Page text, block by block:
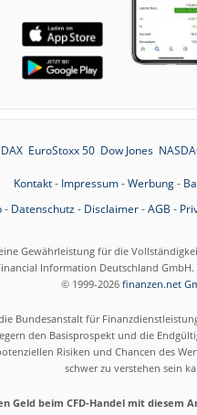
DAX EuroStoxx 50 Dow Jones
Kontakt- Impressum-Werbung-
- Datenschutz- Disclaimer-AGB -
Gewährleistung für die
Information Deutschland GmbH.
© 1999-2026 finanzen.net
Bundesanstalt für
den Basisprospekt und die
Risiken und Chancen des
schwer zu verstehen sein
Geld beim CFD-Handel mit diesem